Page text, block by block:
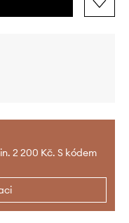
2 200 Kč. S kódem